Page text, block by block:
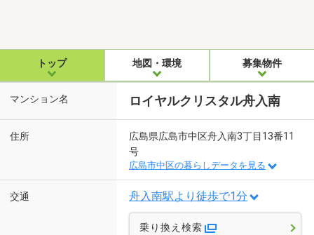
トップ 地図・環境 募集物件
マンション名 ロイヤルクリスタル舟入南
住所
広島県広島市中区舟入南3丁目13番11
号
広島市中区の暮らしデータを見る
交通 舟入南駅より徒歩で1分
乗り換え検索